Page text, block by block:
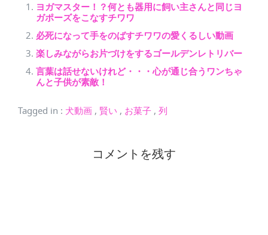
ヨガマスター！？何とも器用に飼い主さんと同じヨ
ガポーズをこなすチワワ
必死になって手をのばすチワワの愛くるしい動画
楽しみながらお片づけをするゴールデンレトリバー
言葉は話せないけれど・・・心が通じ合うワンちゃ
んと子供が素敵！
Tagged in : 犬動画 , 賢い , お菓子 , 列
コメントを残す